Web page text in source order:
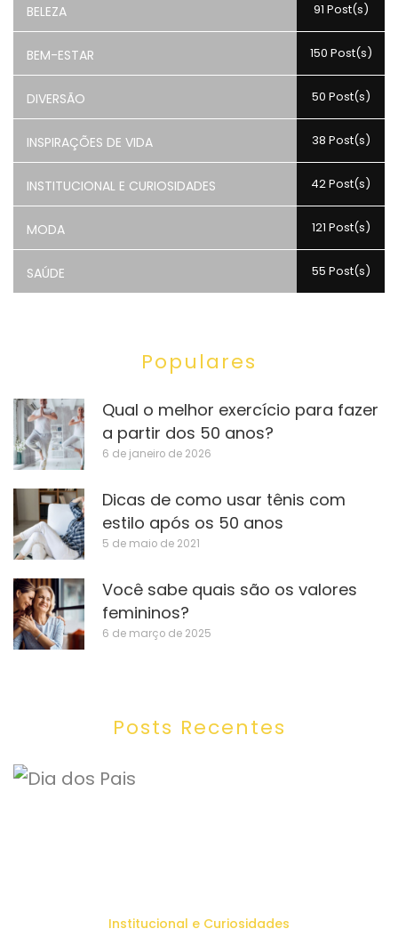
BELEZA 91 Post(s)
BEM-ESTAR 150 Post(s)
DIVERSÃO 50 Post(s)
INSPIRAÇÕES DE VIDA 38 Post(s)
INSTITUCIONAL E CURIOSIDADES 42 Post(s)
MODA 121 Post(s)
SAÚDE 55 Post(s)
Populares
Qual o melhor exercício para fazer
a partir dos 50 anos?
6 de janeiro de 2026
Dicas de como usar tênis com
estilo após os 50 anos
5 de maio de 2021
Você sabe quais são os valores
femininos?
6 de março de 2025
Posts Recentes
Institucional e Curiosidades